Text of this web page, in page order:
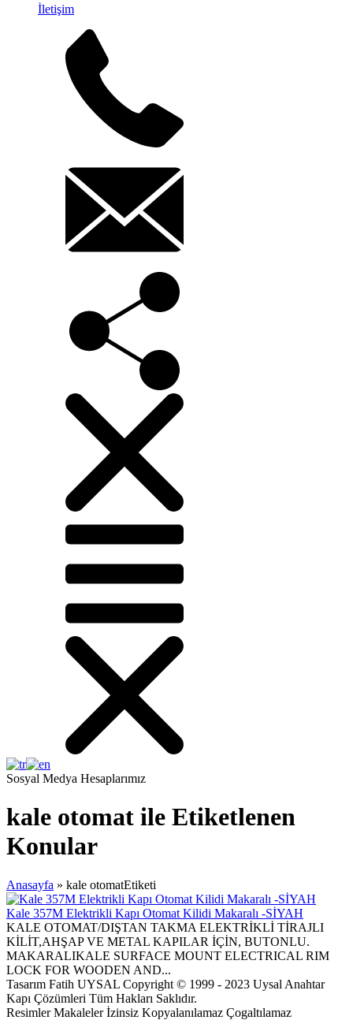
İletişim
Sosyal Medya Hesaplarımız
kale otomat ile Etiketlenen
Konular
Anasayfa » kale otomatEtiketi
Kale 357M Elektrikli Kapı Otomat Kilidi Makaralı -SİYAH
KALE OTOMAT/DIŞTAN TAKMA ELEKTRİKLİ TİRAJLI
KİLİT,AHŞAP VE METAL KAPILAR İÇİN, BUTONLU.
MAKARALIKALE SURFACE MOUNT ELECTRICAL RIM
LOCK FOR WOODEN AND...
Tasarım Fatih UYSAL Copyright © 1999 - 2023 Uysal Anahtar
Kapı Çözümleri Tüm Hakları Saklıdır.
Resimler Makaleler İzinsiz Kopyalanılamaz Çogaltılamaz